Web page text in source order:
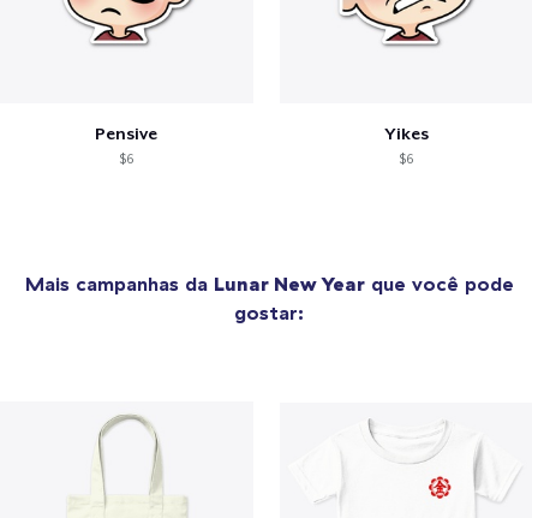
Pensive
$6
Yikes
$6
Mais campanhas da Lunar New Yearque você pode
gostar: